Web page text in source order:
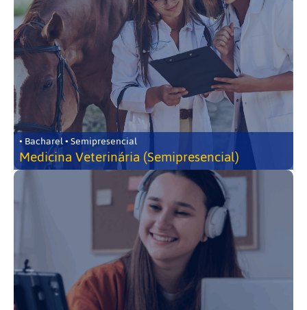
• Bacharel • Semipresencial
Medicina Veterinária (Semipresencial)